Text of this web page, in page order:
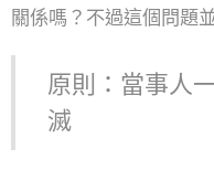
關係嗎？不過這個問題
原則：當事人
滅